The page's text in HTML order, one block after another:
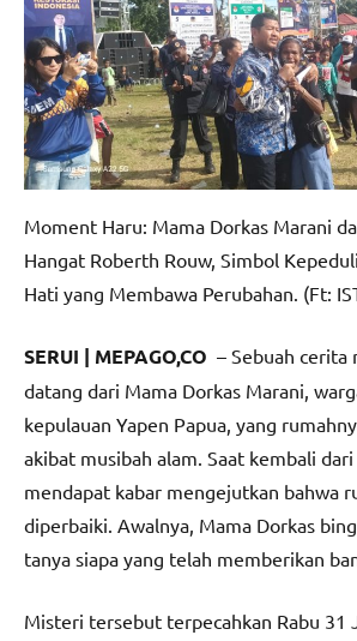
Moment Haru: Mama Dorkas Marani
Hangat Roberth Rouw, Simbol
Hati yang Membawa Perubahan. (Ft:
SERUI | MEPAGO,CO – Sebuah cerita
datang dari Mama Dorkas Marani,
kepulauan Yapen Papua, yang
akibat musibah alam. Saat kembali
mendapat kabar mengejutkan bahwa
diperbaiki. Awalnya, Mama Dorkas
tanya siapa yang telah memberikan
Misteri tersebut terpecahkan Rabu 31